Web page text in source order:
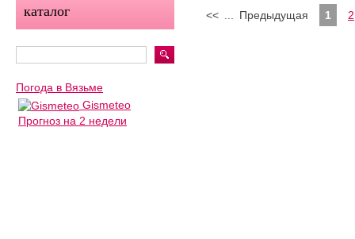
<< Предыдущая 1 2
каталог
Погода в Вязьме
Gismeteo
Прогноз на 2 недели